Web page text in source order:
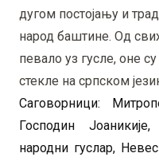
дугом постојању и
народ баштине. Од
певало уз гусле, оне
стекле на српском
Саговорници:
Господин
народни гуслар,